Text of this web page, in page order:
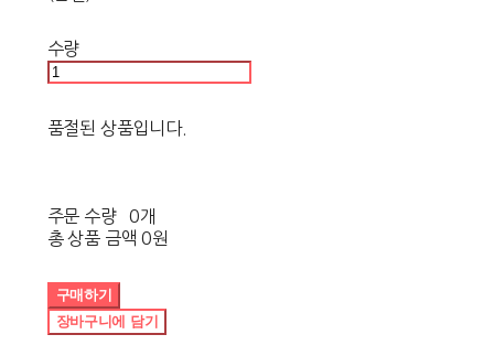
수량
품절된 상품입니다.
주문 수량
0개
총 상품 금액 0원
구매하기
장바구니에 담기